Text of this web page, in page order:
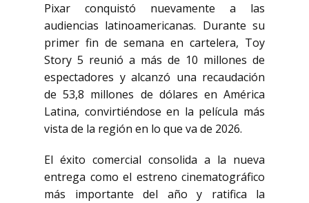
Pixar conquistó nuevamente a las
audiencias latinoamericanas. Durante su
primer fin de semana en cartelera, Toy
Story 5 reunió a más de 10 millones de
espectadores y alcanzó una recaudación
de 53,8 millones de dólares en América
Latina, convirtiéndose en la película más
vista de la región en lo que va de 2026.
El éxito comercial consolida a la nueva
entrega como el estreno cinematográfico
más importante del año y ratifica la